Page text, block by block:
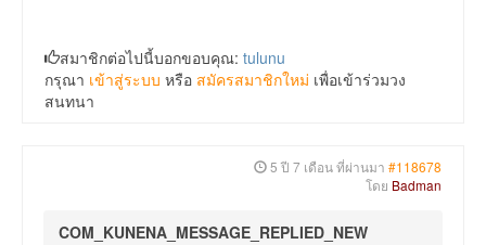
สมาชิกต่อไปนี้บอกขอบคุณ: tulunu
กรุณา เข้าสู่ระบบ หรือ สมัครสมาชิกใหม่ เพื่อเข้าร่วมวง
สนทนา
5 ปี 7 เดือน ที่ผ่านมา #118678
โดย Badman
COM_KUNENA_MESSAGE_REPLIED_NEW